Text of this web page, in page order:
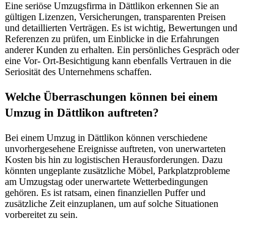
Eine seriöse Umzugsfirma in Dättlikon erkennen Sie an
gültigen Lizenzen, Versicherungen, transparenten Preisen
und detaillierten Verträgen. Es ist wichtig, Bewertungen und
Referenzen zu prüfen, um Einblicke in die Erfahrungen
anderer Kunden zu erhalten. Ein persönliches Gespräch oder
eine Vor- Ort-Besichtigung kann ebenfalls Vertrauen in die
Seriosität des Unternehmens schaffen.
Welche Überraschungen können bei einem
Umzug in Dättlikon auftreten?
Bei einem Umzug in Dättlikon können verschiedene
unvorhergesehene Ereignisse auftreten, von unerwarteten
Kosten bis hin zu logistischen Herausforderungen. Dazu
könnten ungeplante zusätzliche Möbel, Parkplatzprobleme
am Umzugstag oder unerwartete Wetterbedingungen
gehören. Es ist ratsam, einen finanziellen Puffer und
zusätzliche Zeit einzuplanen, um auf solche Situationen
vorbereitet zu sein.